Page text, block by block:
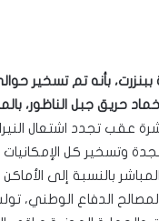
عقب تجدد اشتعال
كل الإمكانيات
بالنسبة إلى الأماكن
الدفاع الوطني،